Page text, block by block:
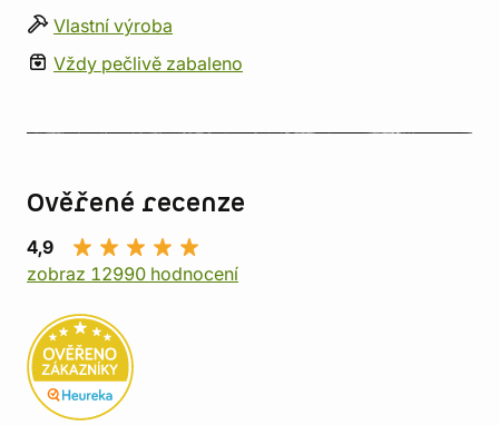
Vlastní výroba
Vždy pečlivě zabaleno
Ověřené recenze
4,9
zobraz 12990 hodnocení